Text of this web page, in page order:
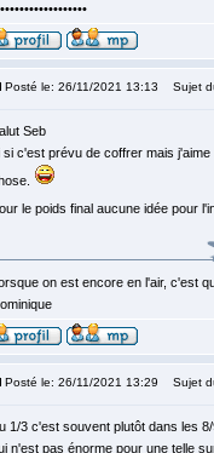
Posté le: 26/11/2021 13:13 Sujet
Seb
si c'est prévu de coffrer mais
le poids final aucune idée pour
on est encore en l'air, c'est
Posté le: 26/11/2021 13:29 Sujet
1/3 c'est souvent plutôt dans les
n'est pas énorme pour une telle